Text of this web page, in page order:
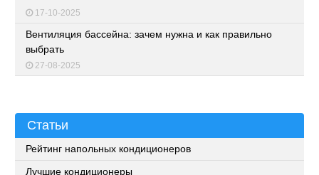
17-10-2025
Вентиляция бассейна: зачем нужна и как правильно
выбрать
27-08-2025
Статьи
Рейтинг напольных кондиционеров
Лучшие кондиционеры